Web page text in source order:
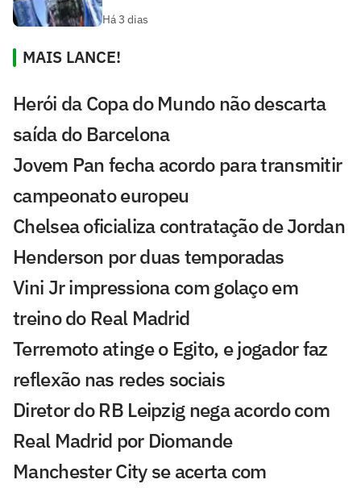
Há 3 dias
MAIS LANCE!
Herói da Copa do Mundo não descarta
saída do Barcelona
Jovem Pan fecha acordo para transmitir
campeonato europeu
Chelsea oficializa contratação de Jordan
Henderson por duas temporadas
Vini Jr impressiona com golaço em
treino do Real Madrid
Terremoto atinge o Egito, e jogador faz
reflexão nas redes sociais
Diretor do RB Leipzig nega acordo com
Real Madrid por Diomande
Manchester City se acerta com